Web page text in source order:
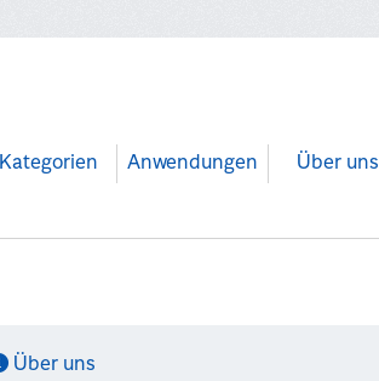
Kategorien Anwendungen Über uns
Über uns